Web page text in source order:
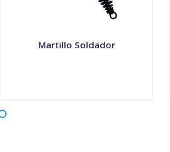
Martillo Soldador